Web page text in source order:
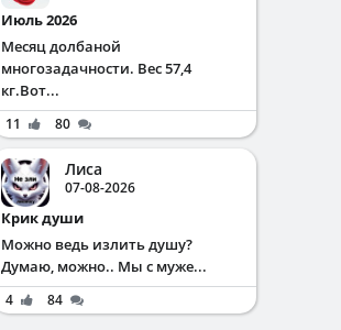
Июль 2026
Месяц долбаной
многозадачности. Вес 57,4
кг.Вот...
11 80
Лиса
07-08-2026
Крик души
Можно ведь излить душу?
Думаю, можно.. Мы с муже...
4 84